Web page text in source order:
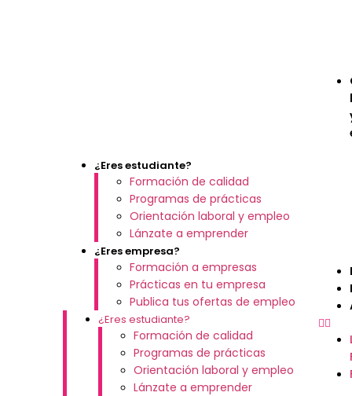
¿Eres estudiante?
Formación de calidad
Programas de prácticas
Orientación laboral y empleo
Lánzate a emprender
¿Eres empresa?
Formación a empresas
Prácticas en tu empresa
Publica tus ofertas de empleo
¿Eres estudiante?
Formación de calidad
Programas de prácticas
Orientación laboral y empleo
Lánzate a emprender